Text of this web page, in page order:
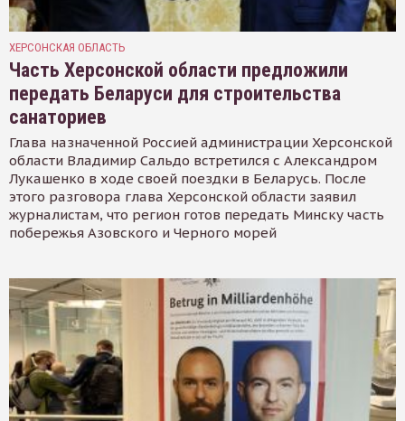
ХЕРСОНСКАЯ ОБЛАСТЬ
Часть Херсонской области предложили
передать Беларуси для строительства
санаториев
Глава назначенной Россией администрации Херсонской
области Владимир Сальдо встретился с Александром
Лукашенко в ходе своей поездки в Беларусь. После
этого разговора глава Херсонской области заявил
журналистам, что регион готов передать Минску часть
побережья Азовского и Черного морей